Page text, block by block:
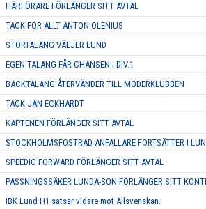
HÄRFÖRARE FÖRLÄNGER SITT AVTAL
TACK FÖR ALLT ANTON OLENIUS
STORTALANG VÄLJER LUND
EGEN TALANG FÅR CHANSEN I DIV.1
BACKTALANG ÅTERVÄNDER TILL MODERKLUBBEN
TACK JAN ECKHARDT
KAPTENEN FÖRLÄNGER SITT AVTAL
STOCKHOLMSFOSTRAD ANFALLARE FORTSÄTTER I
SPEEDIG FORWARD FÖRLÄNGER SITT AVTAL
PASSNINGSSÄKER LUNDA-SON FÖRLÄNGER SITT
IBK Lund H1 satsar vidare mot Allsvenskan.